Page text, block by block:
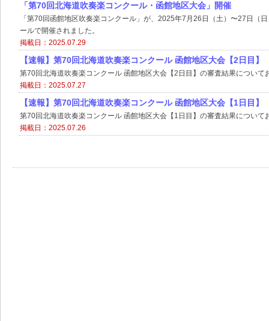
「第70回北海道吹奏楽コンクール・函館地区大会」開催
「第70回函館地区吹奏楽コンクール」が、2025年7月26日（土）〜27日（
ールで開催されました。
掲載日：2025.07.29
【速報】第70回北海道吹奏楽コンクール 函館地区大会【2日目】
第70回北海道吹奏楽コンクール 函館地区大会【2日目】の審査結果について
掲載日：2025.07.27
【速報】第70回北海道吹奏楽コンクール 函館地区大会【1日目】
第70回北海道吹奏楽コンクール 函館地区大会【1日目】の審査結果について
掲載日：2025.07.26